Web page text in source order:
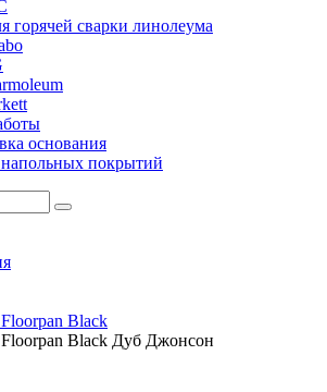
горячей сварки линолеума
основания
покрытий
Black
Black Дуб Джонсон